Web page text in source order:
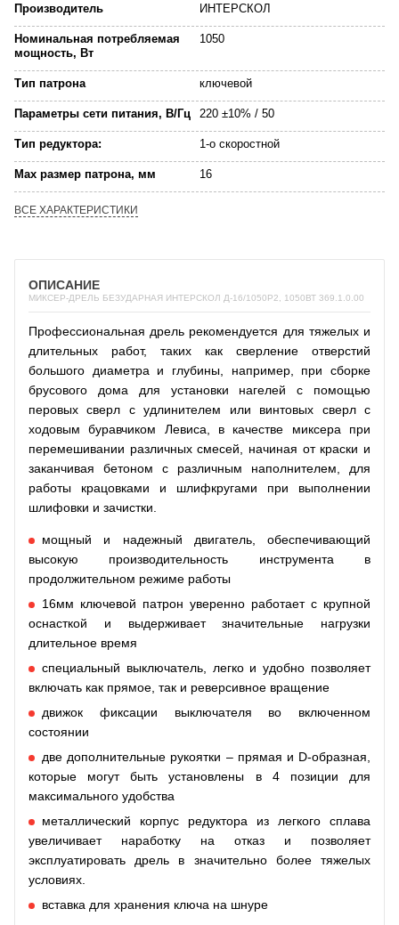
Производитель ИНТЕРСКОЛ
Номинальная потребляемая
мощность, Вт
1050
Тип патрона ключевой
Параметры сети питания, В/Гц 220 ±10% / 50
Тип редуктора: 1-о скоростной
Max размер патрона, мм 16
ВСЕ ХАРАКТЕРИСТИКИ
ОПИСАНИЕ
МИКСЕР-ДРЕЛЬ БЕЗУДАРНАЯ ИНТЕРСКОЛ Д-16/1050Р2, 1050ВТ 369.1.0.00
Профессиональная дрель рекомендуется для тяжелых и
длительных работ, таких как сверление отверстий
большого диаметра и глубины, например, при сборке
брусового дома для установки нагелей с помощью
перовых сверл с удлинителем или винтовых сверл с
ходовым буравчиком Левиса, в качестве миксера при
перемешивании различных смесей, начиная от краски и
заканчивая бетоном с различным наполнителем, для
работы крацовками и шлифкругами при выполнении
шлифовки и зачистки.
мощный и надежный двигатель, обеспечивающий
высокую производительность инструмента в
продолжительном режиме работы
16мм ключевой патрон уверенно работает с крупной
оснасткой и выдерживает значительные нагрузки
длительное время
специальный выключатель, легко и удобно позволяет
включать как прямое, так и реверсивное вращение
движок фиксации выключателя во включенном
состоянии
две дополнительные рукоятки – прямая и D-образная,
которые могут быть установлены в 4 позиции для
максимального удобства
металлический корпус редуктора из легкого сплава
увеличивает наработку на отказ и позволяет
эксплуатировать дрель в значительно более тяжелых
условиях.
вставка для хранения ключа на шнуре